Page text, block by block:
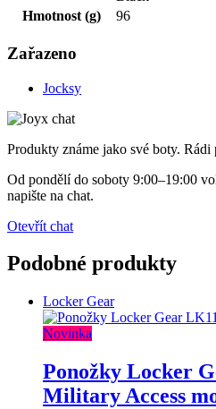
Hmotnost (g)
96
Zařazeno
Jocksy
Produkty známe jako své boty. Rádi
Od pondělí do soboty 9:00–19:00
napište na chat.
Otevřít chat
Podobné produkty
Locker Gear
Novinka
Ponožky Locker
Military Access